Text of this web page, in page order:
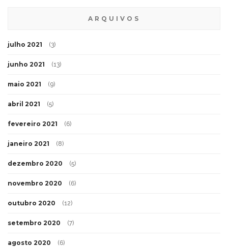
ARQUIVOS
julho 2021 (3)
junho 2021 (13)
maio 2021 (9)
abril 2021 (5)
fevereiro 2021 (6)
janeiro 2021 (8)
dezembro 2020 (5)
novembro 2020 (6)
outubro 2020 (12)
setembro 2020 (7)
agosto 2020 (6)